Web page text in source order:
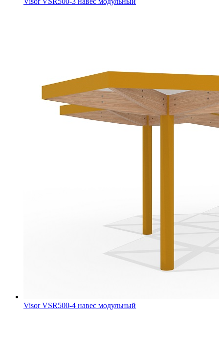
Visor VSR500-4 навес модульный